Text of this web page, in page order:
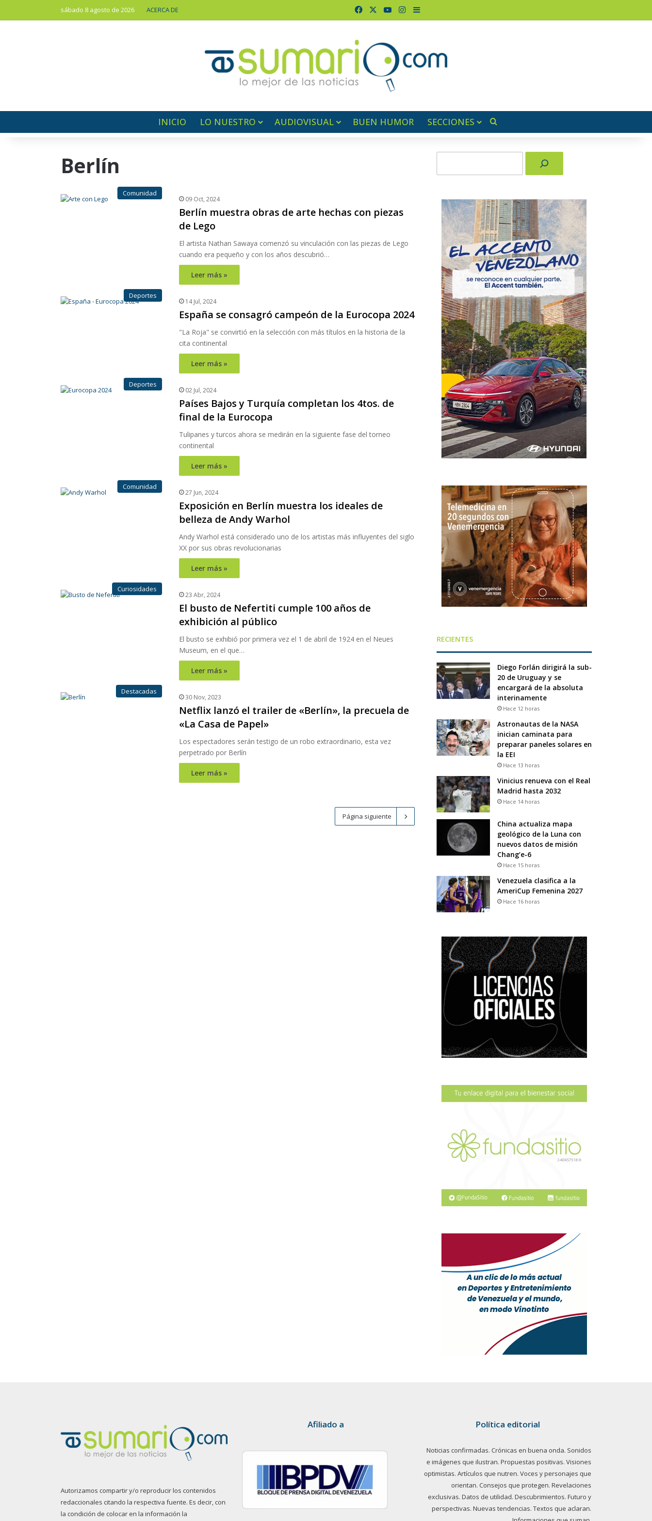
sábado 8 agosto de 2026 ACERCA DE FacebookYouTubeInstagram
Barra lateral
INICIO LO NUESTRO AUDIOVISUAL BUEN HUMOR SECCIONES
Berlín
Comunidad
09 Oct, 2024
Berlín muestra obras de arte hechas con piezas
de Lego
El artista Nathan Sawaya comenzó su vinculación con las piezas de Lego
cuando era pequeño y con los años descubrió…
Leer más »
Deportes
14 Jul, 2024
España se consagró campeón de la Eurocopa 2024
"La Roja" se convirtió en la selección con más títulos en la historia de la
cita continental
Leer más »
Deportes
02 Jul, 2024
Países Bajos y Turquía completan los 4tos. de
final de la Eurocopa
Tulipanes y turcos ahora se medirán en la siguiente fase del torneo
continental
Leer más »
Comunidad
27 Jun, 2024
Exposición en Berlín muestra los ideales de
belleza de Andy Warhol
Andy Warhol está considerado uno de los artistas más influyentes del siglo
XX por sus obras revolucionarias
Leer más »
Curiosidades
23 Abr, 2024
El busto de Nefertiti cumple 100 años de
exhibición al público
El busto se exhibió por primera vez el 1 de abril de 1924 en el Neues
Museum, en el que…
Leer más »
Destacadas
30 Nov, 2023
Netflix lanzó el trailer de «Berlín», la precuela de
«La Casa de Papel»
Los espectadores serán testigo de un robo extraordinario, esta vez
perpetrado por Berlín
Leer más »
Página siguiente
RECIENTES
Diego Forlán dirigirá la sub-
20 de Uruguay y se
encargará de la absoluta
interinamente
Hace 12 horas
Astronautas de la NASA
inician caminata para
preparar paneles solares en
la EEI
Hace 13 horas
Vinicius renueva con el Real
Madrid hasta 2032
Hace 14 horas
China actualiza mapa
geológico de la Luna con
nuevos datos de misión
Chang’e-6
Hace 15 horas
Venezuela clasifica a la
AmeriCup Femenina 2027
Hace 16 horas
Autorizamos compartir y/o reproducir los contenidos
redaccionales citando la respectiva fuente. Es decir, con
la condición de colocar en la información la
Afiliado a Política editorial
Noticias confirmadas. Crónicas en buena onda. Sonidos
e imágenes que ilustran. Propuestas positivas. Visiones
optimistas. Artículos que nutren. Voces y personajes que
orientan. Consejos que protegen. Revelaciones
exclusivas. Datos de utilidad. Descubrimientos. Futuro y
perspectivas. Nuevas tendencias. Textos que aclaran.